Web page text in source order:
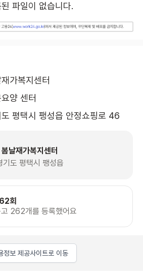
파일이 없습니다.
가복지센터
양 센터
도 평택시 팽성읍 안정쇼핑로 46
봄날재가복지센터
기도 평택시 팽성읍
회
262개를 등록했어요
정보 제공사이트로 이동